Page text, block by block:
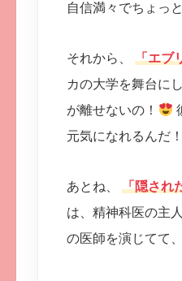
自信満々でちょっ
それから、「エブ
カの大学を舞台に
が離せないの！
元気になれるんだ！
あとね、「隠され
は、精神科医の主
の医師を演じてて